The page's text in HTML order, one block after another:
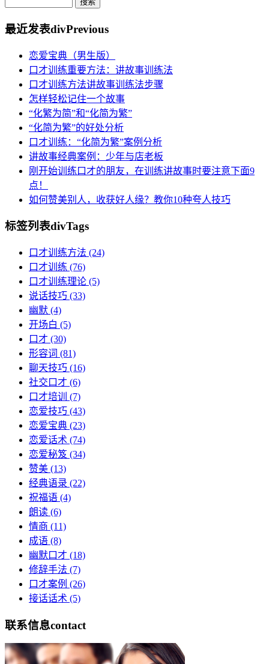
最近发表divPrevious
恋爱宝典（男生版）
口才训练重要方法：讲故事训练法
口才训练方法讲故事训练法步骤
怎样轻松记住一个故事
“化繁为简”和“化简为繁”
“化简为繁”的好处分析
口才训练：“化简为繁”案例分析
讲故事经典案例：少年与店老板
刚开始训练口才的朋友，在训练讲故事时要注意下面9
点！
如何赞美别人，收获好人缘？教你10种夸人技巧
标签列表divTags
口才训练方法 (24)
口才训练 (76)
口才训练理论 (5)
说话技巧 (33)
幽默 (4)
开场白 (5)
口才 (30)
形容词 (81)
聊天技巧 (16)
社交口才 (6)
口才培训
(7)
恋爱技巧 (43)
恋爱宝典 (23)
恋爱话术 (74)
恋爱秘笈 (34)
赞美 (13)
经典语录 (22)
祝福语 (4)
朗读 (6)
情商 (11)
成语 (8)
幽默口才 (18)
修辞手法 (7)
口才案例 (26)
接话话术 (5)
联系信息contact